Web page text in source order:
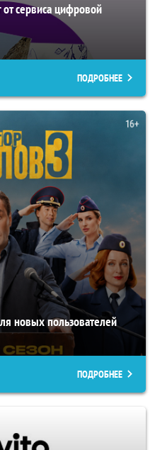
сервиса цифровой
ПОДРОБНЕЕ
новых пользователей
ПОДРОБНЕЕ